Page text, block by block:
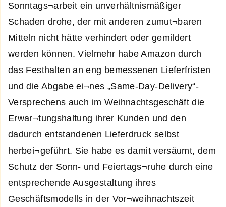
Sonntags¬arbeit ein unverhältnismäßiger
Schaden drohe, der mit anderen zumut¬baren
Mitteln nicht hätte verhindert oder gemildert
werden können. Vielmehr habe Amazon durch
das Festhalten an eng bemessenen Lieferfristen
und die Abgabe ei¬nes „Same-Day-Delivery“-
Versprechens auch im Weihnachtsgeschäft die
Erwar¬tungshaltung ihrer Kunden und den
dadurch entstandenen Lieferdruck selbst
herbei¬geführt. Sie habe es damit versäumt, dem
Schutz der Sonn- und Feiertags¬ruhe durch eine
entsprechende Ausgestaltung ihres
Geschäftsmodells in der Vor¬weihnachtszeit